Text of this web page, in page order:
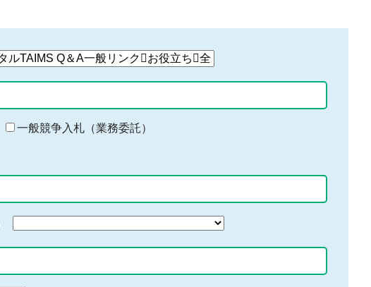
一般競争入札（業務委託）